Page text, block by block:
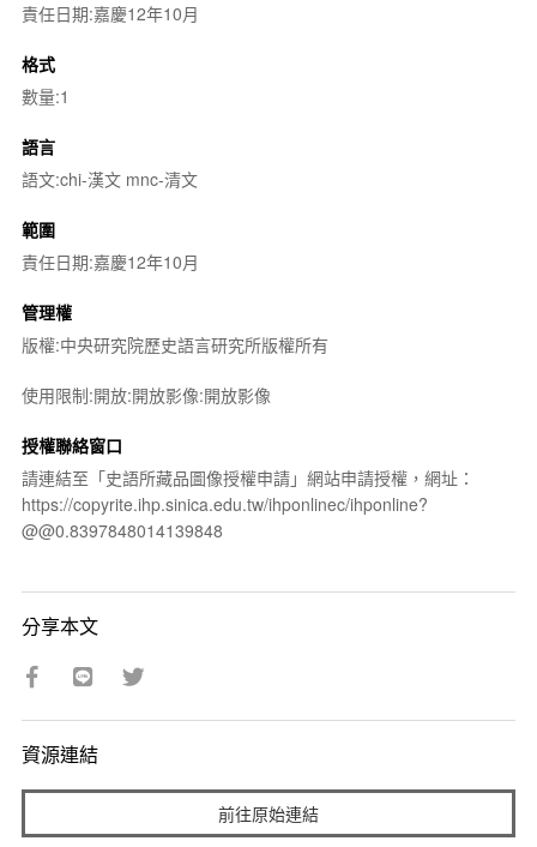
責任日期:嘉慶12年10月
格式
數量:1
語言
語文:chi-漢文 mnc-清文
範圍
責任日期:嘉慶12年10月
管理權
版權:中央研究院歷史語言研究所版權所有
使用限制:開放:開放影像:開放影像
授權聯絡窗口
請連結至「史語所藏品圖像授權申請」網站申請授權，網址：
https://copyrite.ihp.sinica.edu.tw/ihponlinec/ihponline?
@@0.8397848014139848
分享本文
資源連結
前往原始連結